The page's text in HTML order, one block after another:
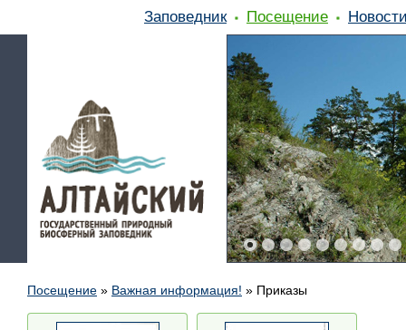
Заповедник Посещение
Посещение » Важная информация! » Приказы